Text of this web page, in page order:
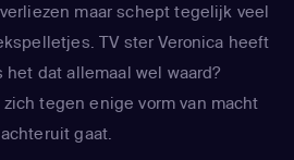
maar schept tegelijk veel
TV ster Veronica heeft
dat allemaal wel waard?
tegen enige vorm van macht
gaat.